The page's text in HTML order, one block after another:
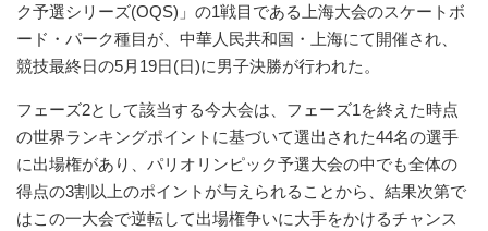
ク予選シリーズ(OQS)」の1戦目である上海大会のスケートボ
ード・パーク種目が、中華人民共和国・上海にて開催され、
競技最終日の5月19日(日)に男子決勝が行われた。
フェーズ2として該当する今大会は、フェーズ1を終えた時点
の世界ランキングポイントに基づいて選出された44名の選手
に出場権があり、パリオリンピック予選大会の中でも全体の
得点の3割以上のポイントが与えられることから、結果次第で
はこの一大会で逆転して出場権争いに大手をかけるチャンス